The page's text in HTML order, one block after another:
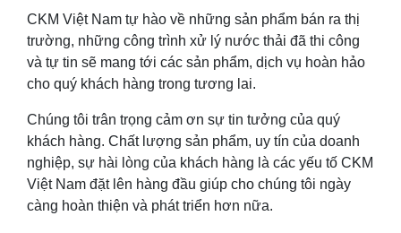
CKM Việt Nam tự hào về những sản phẩm bán ra thị
trường, những công trình xử lý nước thải đã thi công
và tự tin sẽ mang tới các sản phẩm, dịch vụ hoàn hảo
cho quý khách hàng trong tương lai.
Chúng tôi trân trọng cảm ơn sự tin tưởng của quý
khách hàng. Chất lượng sản phẩm, uy tín của doanh
nghiệp, sự hài lòng của khách hàng là các yếu tố CKM
Việt Nam đặt lên hàng đầu giúp cho chúng tôi ngày
càng hoàn thiện và phát triển hơn nữa.